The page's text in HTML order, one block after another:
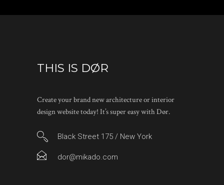
THIS IS DØR
Create your brand new architecture or interior
design website today! It’s super easy with Dør.
Black Street 175 / New York
dor@mikado.com